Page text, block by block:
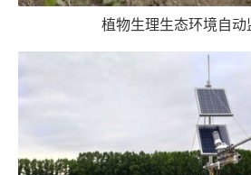
植物生理生态环境自动